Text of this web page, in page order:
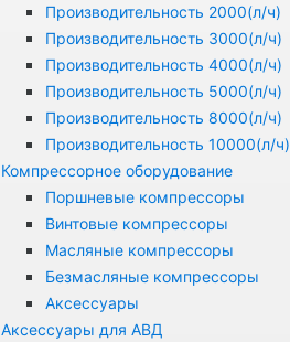
Производительность 2000(л/ч)
Производительность 3000(л/ч)
Производительность 4000(л/ч)
Производительность 5000(л/ч)
Производительность 8000(л/ч)
Производительность 10000(л/ч)
Компрессорное оборудование
Поршневые компрессоры
Винтовые компрессоры
Масляные компрессоры
Безмасляные компрессоры
Аксессуары
Аксессуары для АВД